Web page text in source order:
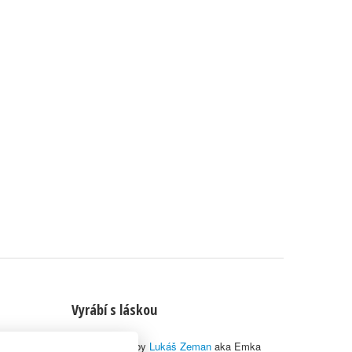
Vyrábí s láskou
© 2010–2026 by Lukáš Zeman aka Emka